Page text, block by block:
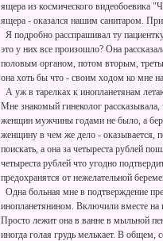
ящера из космического видеобоевика
ящера - оказался нашим санитаром.
Я подробно расспрашивал ту
это у них все произошло? Она
половым органом, потом вторым,
она хоть бы что - своим ходом ко мне
А уж в тарелках к инопланетянам
Мне знакомый гинеколог
женщин мужчины годами не было, а
женщину в чем же дело - оказывается,
поискать, а она за четыреста рублей
четыреста рублей что угодно
предохранятся от нежелательной
Одна больная мне в подтверждение
инопланетянином. Включили вместе на
Просто лежит она в ванне в мыльной
иногда голая грудь мелькает. В общем,